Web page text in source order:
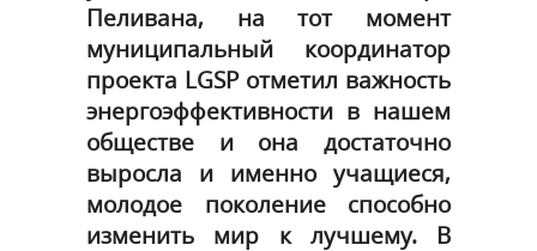
Пеливана, на тот момент
муниципальный координатор
проекта LGSP отметил важность
энергоэффективности в нашем
обществе и она достаточно
выросла и именно учащиеся,
молодое поколение способно
изменить мир к лучшему. В